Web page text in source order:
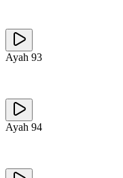
Ayah 93
Ayah 94